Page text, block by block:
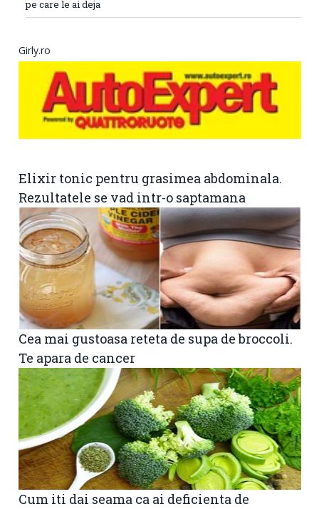
pe care le ai deja
Girly.ro
Elixir tonic pentru grasimea abdominala.
Rezultatele se vad intr-o saptamana
Cea mai gustoasa reteta de supa de broccoli.
Te apara de cancer
Cum iti dai seama ca ai deficienta de